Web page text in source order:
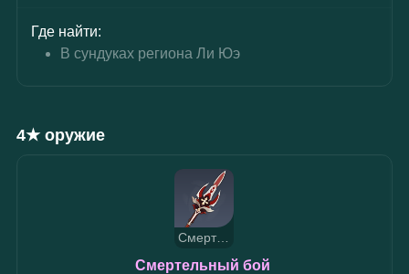
Где найти:
В сундуках региона Ли Юэ
4★ оружие
Смертельный бой
Смертельный бой